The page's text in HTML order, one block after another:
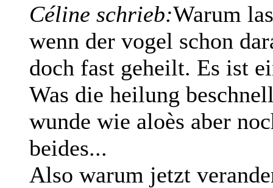
Céline schrieb:Warum
wenn der vogel schon
doch fast geheilt. Es ist
Was die heilung
wunde wie aloès aber
beides...
Also warum jetzt